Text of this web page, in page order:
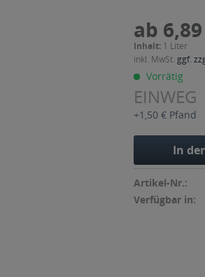
ab
Inhalt: 1 Liter
inkl. MwSt. ggf.
Vorrätig
EINWEG
+1,50 € Pfand
In
Artikel-Nr.:
Verfügbar in: